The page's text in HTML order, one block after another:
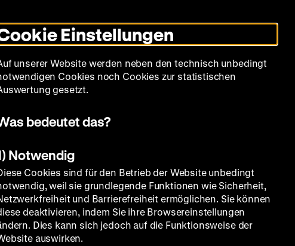
Modus
umschalten
Sprache
Spielplan Filmreihen Über uns
Einstellungen
unserer Website werden neben den technisch unbedingt
Cookies noch Cookies zur statistischen
gesetzt.
bedeutet das?
Notwendig
Cookies sind für den Betrieb der Website unbedingt
weil sie grundlegende Funktionen wie Sicherheit,
und Barrierefreiheit ermöglichen. Sie können
deaktivieren, indem Sie ihre Browsereinstellungen
Dies kann sich jedoch auf die Funktionsweise der
auswirken.